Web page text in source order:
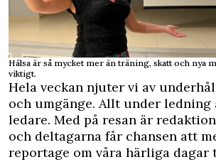
Hälsa är så mycket mer än träning, skatt och nya
viktigt.
Hela veckan njuter vi av
och umgänge. Allt under ledning
ledare. Med på resan är
och deltagarna får chansen att
reportage om våra härliga dagar